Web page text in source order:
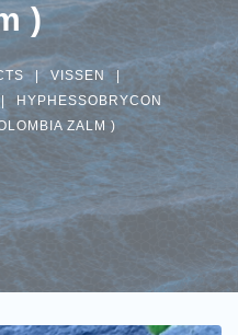
)
| VISSEN
HYPHESSOBRYCON
ZALM )